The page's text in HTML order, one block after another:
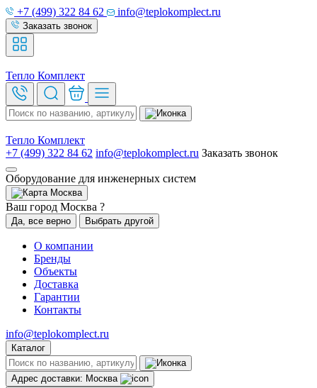
+7 (499) 322 84 62 info@teplokomplect.ru
Заказать звонок
Тепло Комплект
Тепло Комплект
+7 (499) 322 84 62 info@teplokomplect.ru Заказать звонок
Оборудование для инженерных систем
Москва
Ваш город Москва ?
Да, все верно Выбрать другой
О компании
Бренды
Объекты
Доставка
Гарантии
Контакты
info@teplokomplect.ru
Каталог
Адрес доставки: Москва